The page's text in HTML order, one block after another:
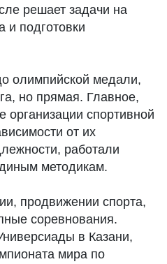
решает задачи на
и подготовки
олимпийской медали,
но прямая. Главное,
организации спортивной
от их
работали
методикам.
продвижении спорта,
соревнования.
в Казани,
мира по